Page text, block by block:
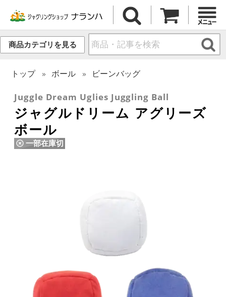
商品カテゴリを見る
トップ ボール ビーンバッグ
Juggle Dream Uglies Juggling Ball
ジャグルドリーム アグリーズ
ボール
一部在庫切